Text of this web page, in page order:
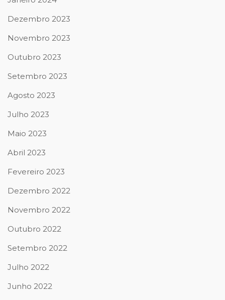
Dezembro 2023
Novembro 2023
Outubro 2023
Setembro 2023
Agosto 2023
Julho 2023
Maio 2023
Abril 2023
Fevereiro 2023
Dezembro 2022
Novembro 2022
Outubro 2022
Setembro 2022
Julho 2022
Junho 2022